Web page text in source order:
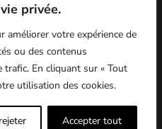
privée.
améliorer votre expérience de
ou des contenus
En cliquant sur « Tout
utilisation des cookies.
Accepter tout
/ RGP
Contact
du test motocross